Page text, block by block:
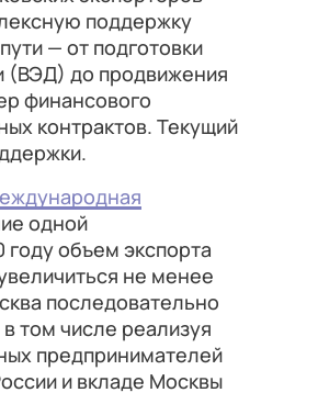
поддержку
— от подготовки
(ВЭД) до продвижения
финансового
контрактов. Текущий
одной
году объем экспорта
не менее
последовательно
том числе реализуя
предпринимателей
и вкладе Москвы